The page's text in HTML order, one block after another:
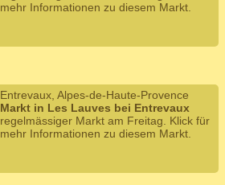
mehr Informationen zu diesem Markt.
Entrevaux, Alpes-de-Haute-Provence
Markt in Les Lauves bei Entrevaux
regelmässiger Markt am Freitag. Klick für
mehr Informationen zu diesem Markt.